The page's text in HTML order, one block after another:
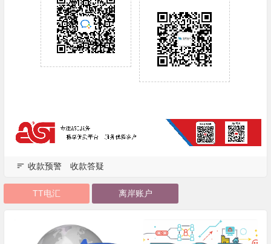
收款预警 收款答疑
TT电汇 离岸账户